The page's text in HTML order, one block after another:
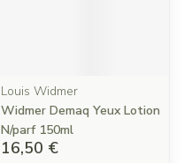
Louis Widmer
Widmer Demaq Yeux Lotion
N/parf 150ml
16,50 €